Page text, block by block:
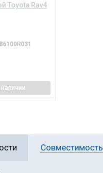
Toyota Rav4
наличии
Совместимость